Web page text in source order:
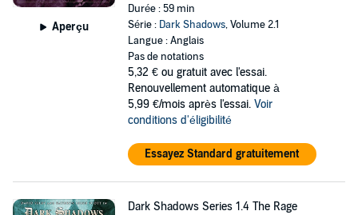
Aperçu
Durée : 59 min
Série : Dark Shadows, Volume 2.1
Langue : Anglais
Pas de notations
5,32 € ou gratuit avec l'essai.
Renouvellement automatique à
5,99 €/mois après l'essai. Voir
conditions d'éligibilité
Essayez Standard gratuitement
Dark Shadows Series 1.4 The Rage